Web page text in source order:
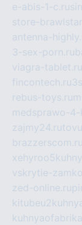
e-abis-1-c.ru
store-
antenna-
3-sex-porn.ru
viagra-tablet.ru
fincontech.ru
rebus-toys.ru
medsprawo-
zajmy24.ru
brazzerscom.ru
vskrytie-
zed-online.ru